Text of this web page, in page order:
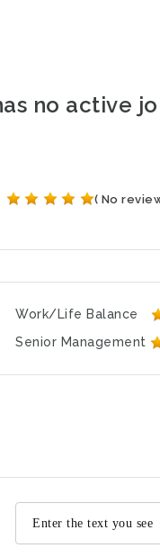
no active
( No
Work/Life Balance
Senior Management